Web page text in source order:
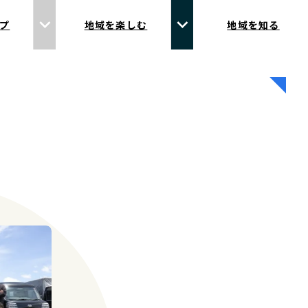
地域を楽しむ 地域を知る